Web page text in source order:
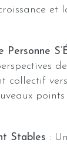
collectif
Stables :